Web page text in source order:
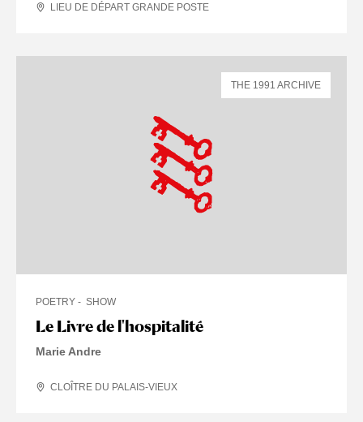
LIEU DE DÉPART GRANDE POSTE
Le Livre de l'hospitalité
POETRY SHOW
Marie Andre
CLOÎTRE DU PALAIS-VIEUX
THE 1991 ARCHIVE